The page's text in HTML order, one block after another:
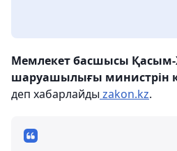
Мемлекет басшысы
шаруашылығы министрін
деп хабарлайды zakon.kz.